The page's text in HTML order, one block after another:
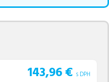
143,96 € s DPH